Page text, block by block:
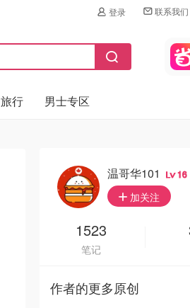
登录 联系我们
旅行 男士专区
温哥华101 16
加关注
1523
笔记
作者的更多原创